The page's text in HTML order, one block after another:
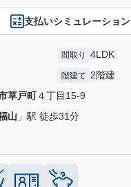
支払いシミュレーション
間取り 4LDK
階建て 2階建
草戸町４丁目15-9
山 」駅 徒歩31分